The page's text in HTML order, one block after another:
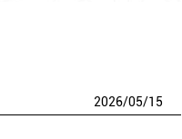
2026/05/15